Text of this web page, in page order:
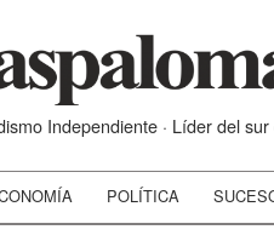
Independiente · Líder del
POLÍTICA